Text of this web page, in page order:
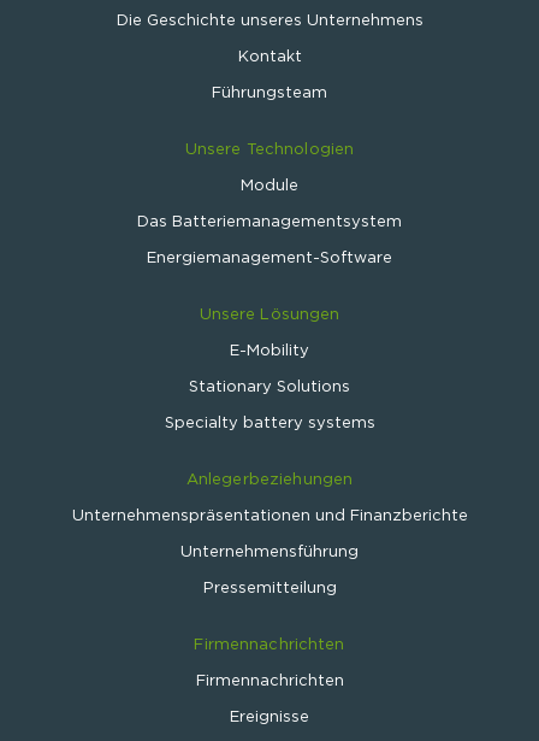
Die Geschichte unseres Unternehmens
Kontakt
Führungsteam
Unsere Technologien
Module
Das Batteriemanagementsystem
Energiemanagement-Software
Unsere Lösungen
E-Mobility
Stationary Solutions
Specialty battery systems
Anlegerbeziehungen
Unternehmenspräsentationen und Finanzberichte
Unternehmensführung
Pressemitteilung
Firmennachrichten
Firmennachrichten
Ereignisse